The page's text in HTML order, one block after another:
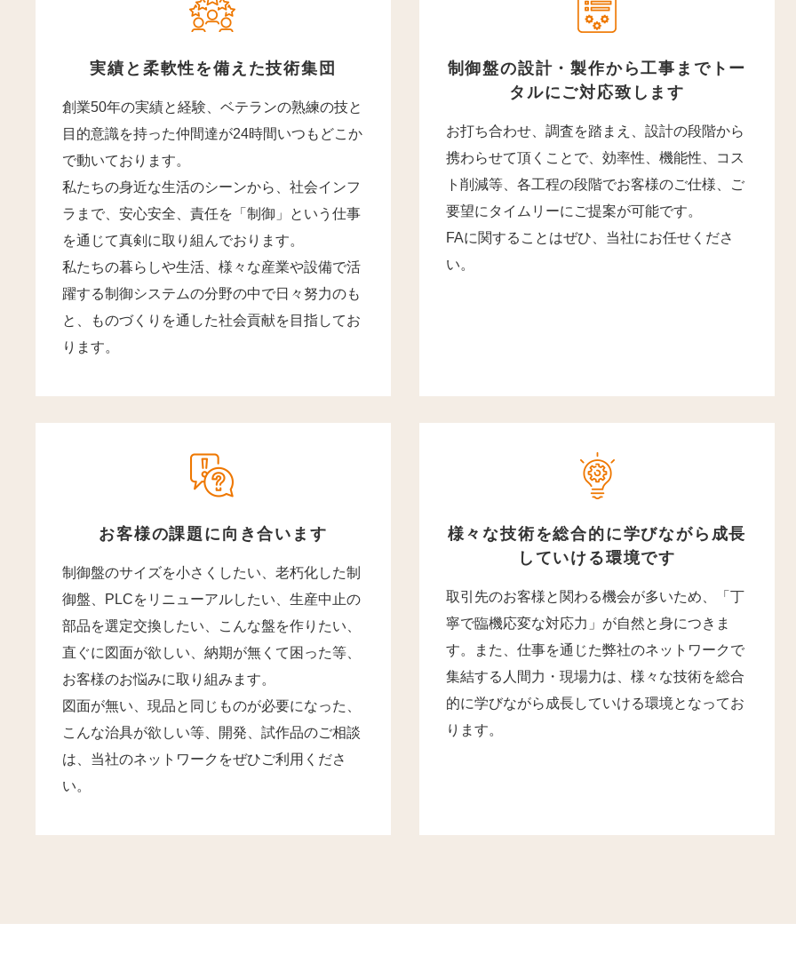
実績と柔軟性を備えた技術集団
創業50年の実績と経験、ベテランの熟練の技と
目的意識を持った仲間達が24時間いつもどこか
で動いております。
私たちの身近な生活のシーンから、社会インフ
ラまで、安心安全、責任を「制御」という仕事
を通じて真剣に取り組んでおります。
私たちの暮らしや生活、様々な産業や設備で活
躍する制御システムの分野の中で日々努力のも
と、ものづくりを通した社会貢献を目指してお
ります。
制御盤の設計・製作から工事までトー
タルにご対応致します
お打ち合わせ、調査を踏まえ、設計の段階から
携わらせて頂くことで、効率性、機能性、コス
ト削減等、各工程の段階でお客様のご仕様、ご
要望にタイムリーにご提案が可能です。
FAに関することはぜひ、当社にお任せくださ
い。
お客様の課題に向き合います
制御盤のサイズを小さくしたい、老朽化した制
御盤、PLCをリニューアルしたい、生産中止の
部品を選定交換したい、こんな盤を作りたい、
直ぐに図面が欲しい、納期が無くて困った等、
お客様のお悩みに取り組みます。
図面が無い、現品と同じものが必要になった、
こんな治具が欲しい等、開発、試作品のご相談
は、当社のネットワークをぜひご利用くださ
い。
様々な技術を総合的に学びながら成長
していける環境です
取引先のお客様と関わる機会が多いため、「丁
寧で臨機応変な対応力」が自然と身につきま
す。また、仕事を通じた弊社のネットワークで
集結する人間力・現場力は、様々な技術を総合
的に学びながら成長していける環境となってお
ります。